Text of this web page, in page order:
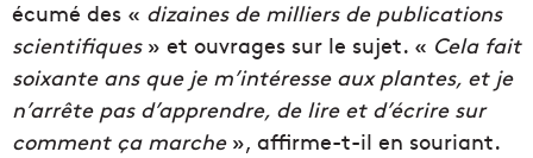
écumé des « dizaines de milliers de publications
scientifiques » et ouvrages sur le sujet. « Cela fait
soixante ans que je m’intéresse aux plantes, et je
n’arrête pas d’apprendre, de lire et d’écrire sur
comment ça marche », affirme-t-il en souriant.